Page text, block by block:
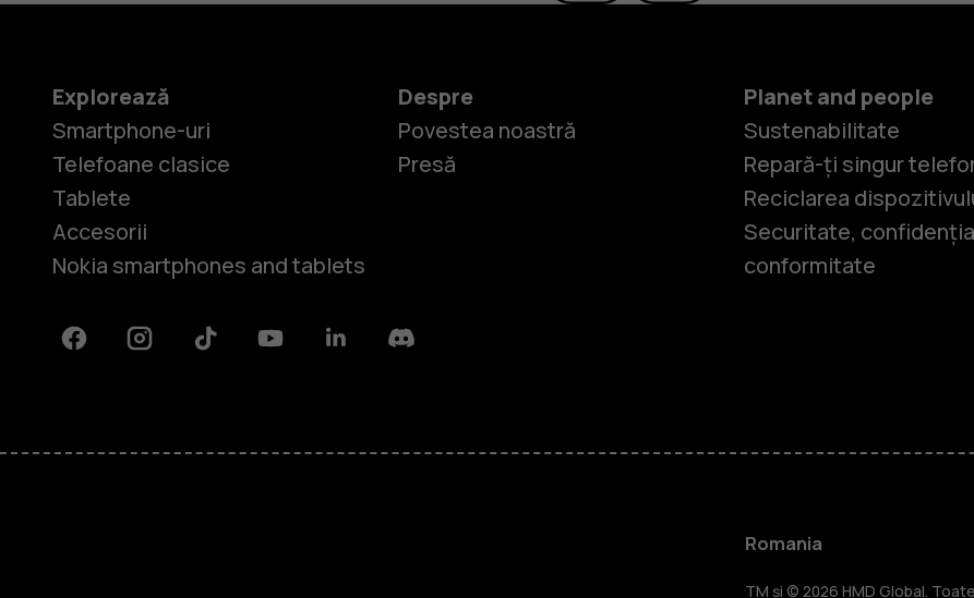
Telefoane
Explorează
Smartphone-uri
Telefoane clasice
Tablete
Accesorii
Nokia smartphones and tablets
Despre
Povestea noastră
Presă
Planet and people
Sustenabilitate
Repară-ți singur
Reciclarea
Securitate,
conformitate
FacebookInstagramTiktok YoutubeLinkedinDiscord
Romania
TM și © 2026 HMD Global.